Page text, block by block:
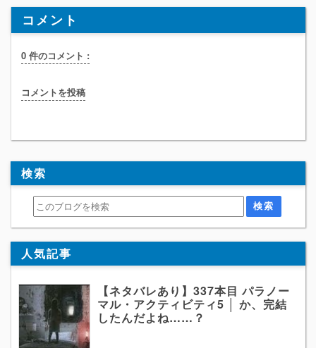
コメント
0 件のコメント :
コメントを投稿
検索
人気記事
【ネタバレあり】337本目 パラノー
マル・アクティビティ5 │ か、完結
したんだよね……？